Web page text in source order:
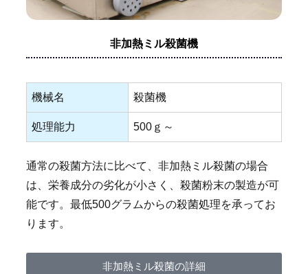
非加熱ミル殺菌機
機械名 殺菌機
処理能力 500ｇ～
通常の殺菌方法に比べて、非加熱ミル殺菌の場合
は、栄養成分の劣化が小さく、殺菌粉末の製造が可
能です。最低500グラムからの殺菌処理を承ってお
ります。
非加熱ミル殺菌の詳細